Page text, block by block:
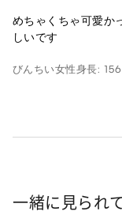
めちゃくちゃ可愛か
しいです
びんちい女性身長:
一緒に見られ